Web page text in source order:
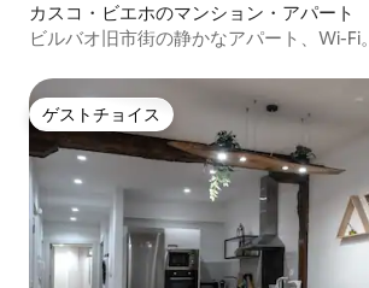
カスコ・ビエホのマンション・アパート
ビルバオ旧市街の静かなアパート、Wi-Fi。
ゲストチョイス
ゲストチョイス